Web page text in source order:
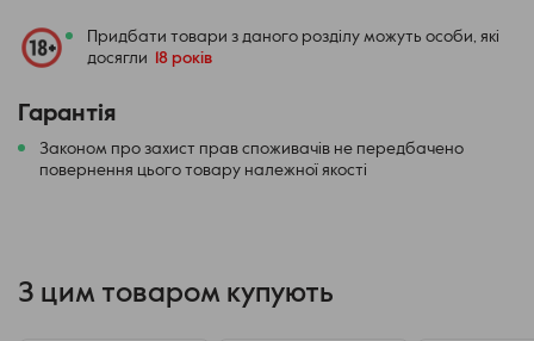
VG/PG: 50/50
Об'єм: 30 мл
Виробництво: Україна
Упаковка: пластикова
Бренд: Chaser
вибрати нові аромати для експериментів!
Придбати товари з даного розділу можуть особи, які
досягли
18 років
Гарантія
Законом про захист прав споживачів не передбачено
повернення цього товару належної якості
З цим товаром купують